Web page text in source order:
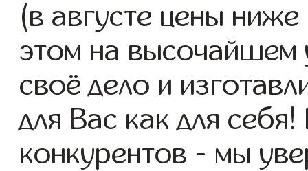
(в августе цены
этом на
своё дело и
для Вас как для
конкурентов - мы